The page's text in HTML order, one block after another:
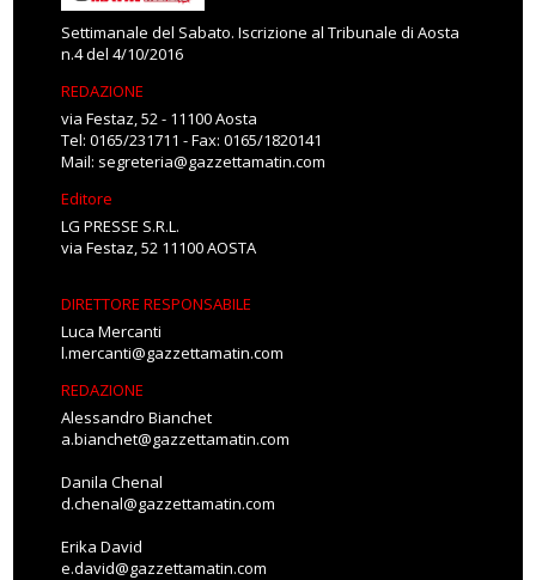
Settimanale del Sabato. Iscrizione al Tribunale di Aosta
n.4 del 4/10/2016
REDAZIONE
via Festaz, 52 - 11100 Aosta
Tel: 0165/231711 - Fax: 0165/1820141
Mail: segreteria@gazzettamatin.com
Editore
LG PRESSE S.R.L.
via Festaz, 52 11100 AOSTA
DIRETTORE RESPONSABILE
Luca Mercanti
l.mercanti@gazzettamatin.com
REDAZIONE
Alessandro Bianchet
a.bianchet@gazzettamatin.com
Danila Chenal
d.chenal@gazzettamatin.com
Erika David
e.david@gazzettamatin.com